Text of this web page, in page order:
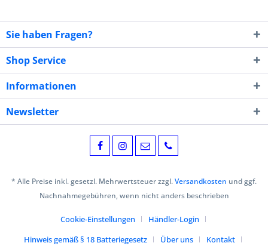
Sie haben Fragen?
Shop Service
Informationen
Newsletter
* Alle Preise inkl. gesetzl. Mehrwertsteuer zzgl.Versandkosten und ggf.
Nachnahmegebühren, wenn nicht anders beschrieben
Cookie-Einstellungen
Händler-Login
Hinweis gemäß § 18 Batteriegesetz
Über uns Kontakt